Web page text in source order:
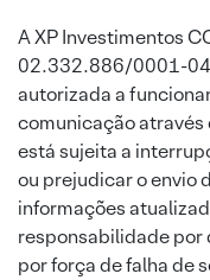
A XP Investimentos
02.332.886/0001-
autorizada a
comunicação
está sujeita a
ou prejudicar o envio
informações
responsabilidade por
por força de falha de